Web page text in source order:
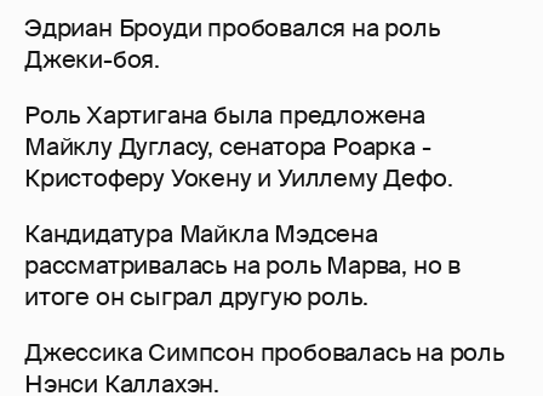
Эдриан Броуди пробовался на роль
Джеки-боя.
Роль Хартигана была предложена
Майклу Дугласу, сенатора Роарка -
Кристоферу Уокену и Уиллему Дефо.
Кандидатура Майкла Мэдсена
рассматривалась на роль Марва, но в
итоге он сыграл другую роль.
Джессика Симпсон пробовалась на роль
Нэнси Каллахэн.